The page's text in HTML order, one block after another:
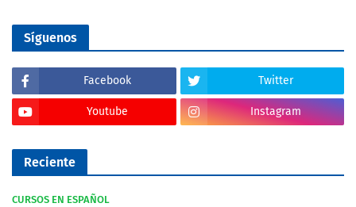
Síguenos
Facebook Twitter
Youtube Instagram
Reciente
CURSOS EN ESPAÑOL